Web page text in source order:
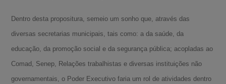
Dentro desta propositura, semeio um sonho que, através das
diversas secretarias municipais, tais como: a da saúde, da
educação, da promoção social e da segurança pública; acopladas ao
Comad, Senep, Relações trabalhistas e diversas instituições não
governamentais, o Poder Executivo faria um rol de atividades dentro